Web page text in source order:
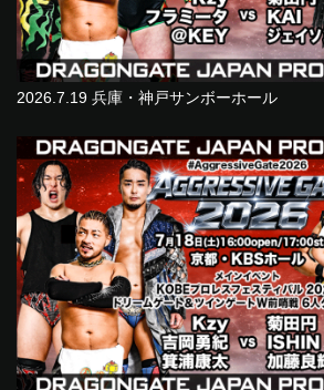
2026.7.19 兵庫・神戸サンボーホール